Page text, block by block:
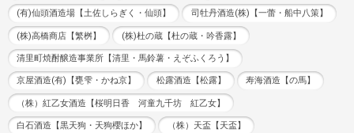
(有)仙頭酒造場【土佐しらぎく・仙頭】 司牡丹酒造(株)【一蕾・船中八策】
(株)高橋商店【繁桝】 (株)杜の蔵【杜の蔵・吟香露】
清里町焼酎醸造事業所【清里・馬鈴薯・えぞふくろう】
京屋酒造(有)【甕雫・かね京】 松露酒造【松露】 寿海酒造【の馬】
（株）紅乙女酒造【桜明日香 河童九千坊 紅乙女】
白石酒造【黒天狗・天狗櫻ほか】 （株）天盃【天盃】